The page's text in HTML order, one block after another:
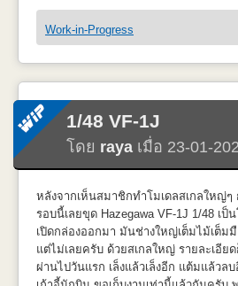
ท่าที่เปิดตัวตอนแรก ทิ้งตัวลงมาจากเครื่
อีกหนึ่งมุมแนวนอน และตำแหน่งติดตั้งถั
เพิ่มเติม RACK อุปกรณ์วิทยุหลังนักบินฝั่
ทาแล้วไม่ค่อนเรียบและดันแววไม่ด้านซ
แผ่นปิดครอบห้องนักบิน ไม่ต่อยตรงตาม
ตอนลองครั้งแรกมันไม่มีเส้นนูนๆที่ต้องเ
ปัญหาที่พบหลังเทสรอบนี้คือ
Real Gold ของไกอาพอเปลี่ยนทินเนอ
หน้า ไม่แน่ใจว่าเกิดเพราะชั้นสียังไม่แห้
ไว้ต้องโอกาศเทสใหม่
Work-in-Progress
1/48 VF-1J
โดย raya เมื่อ 23-01-
หลังจากเห็นสมาชิกทำโมเดลสเกลใหญ่
รอบนี้เลยขุด Hazegawa VF-1J 1/48 เ
เปิดกล่องออกมา มันช่างใหญ่เต็มไม้เต็ม
แต่ไม่เลยครับ ด้วยสเกลใหญ่ รายละเอีย
ผ่านไปวันแรก เล็งแล้วเล็งอีก แต้มแล้วล